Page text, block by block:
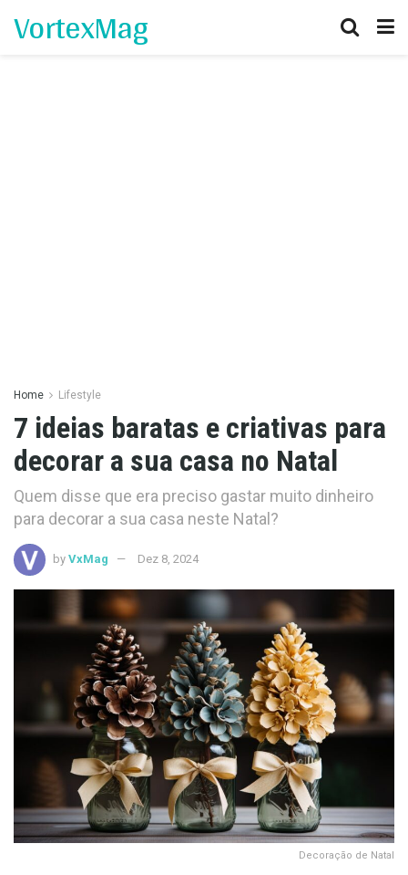
VortexMag
Home Lifestyle
7 ideias baratas e criativas para
decorar a sua casa no Natal
Quem disse que era preciso gastar muito dinheiro
para decorar a sua casa neste Natal?
by VxMag Dez 8, 2024
Decoração de Natal